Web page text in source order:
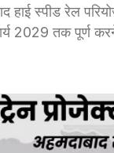
हाई स्पीड रेल
2029 तक पूर्ण